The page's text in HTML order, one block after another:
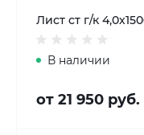
Лист ст г/к
В наличии
от 21 950 руб.